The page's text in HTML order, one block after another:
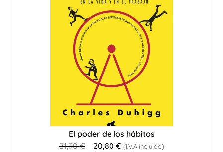
El poder de los hábitos
21,90€ 20,80 € (I.V.A incluido)